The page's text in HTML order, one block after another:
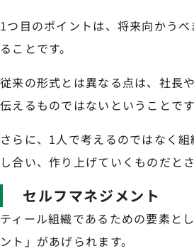
1つ目のポイントは、将来向かう
ることです。
従来の形式とは異なる点は、社長
伝えるものではないということです
さらに、1人で考えるのではなく
し合い、作り上げていくものだと
セルフマネジメント
ティール組織であるための要素と
ント」があげられます。